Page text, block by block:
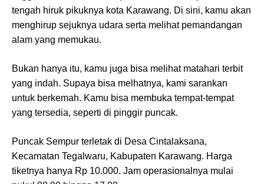
tengah hiruk pikuknya kota Karawang. Di sini, kamu akan
menghirup sejuknya udara serta melihat pemandangan
alam yang memukau.
Bukan hanya itu, kamu juga bisa melihat matahari terbit
yang indah. Supaya bisa melhatnya, kami sarankan
untuk berkemah. Kamu bisa membuka tempat-tempat
yang tersedia, seperti di pinggir puncak.
Puncak Sempur terletak di Desa Cintalaksana,
Kecamatan Tegalwaru, Kabupaten Karawang. Harga
tiketnya hanya Rp 10.000. Jam operasionalnya mulai